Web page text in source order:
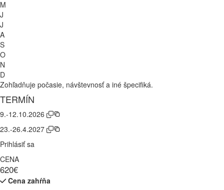
M
J
J
A
S
O
N
D
Zohľadňuje počasie, návštevnosť a iné špecifiká.
TERMÍN
9.-12.10.2026
23.-26.4.2027
Prihlásiť sa
CENA
620€
Cena zahŕňa